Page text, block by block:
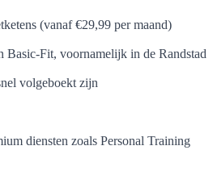
(vanaf €29,99 per maand)
Basic-Fit, voornamelijk in de Randstad
volgeboekt zijn
diensten zoals Personal Training